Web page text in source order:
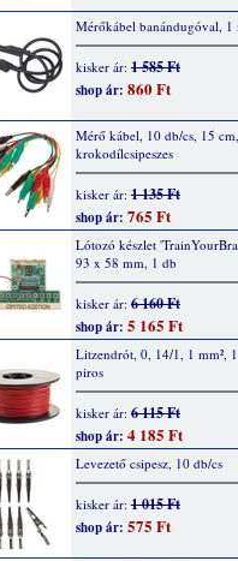
Mérőkábel banándugóval, 1
kisker ár: 1 585 Ft
shop ár: 860 Ft
Mérő kábel, 10 db/cs, 15 cm,
krokodílcsipeszes
kisker ár: 1 135 Ft
shop ár: 765 Ft
Lótozó készlet
93 x 58 mm, 1 db
kisker ár: 6 160 Ft
shop ár: 5 165 Ft
Litzendrót, 0, 14/1, 1 mm²,
piros
kisker ár: 6 115 Ft
shop ár: 4 185 Ft
Levezető csipesz, 10 db/cs
kisker ár: 1 015 Ft
shop ár: 575 Ft